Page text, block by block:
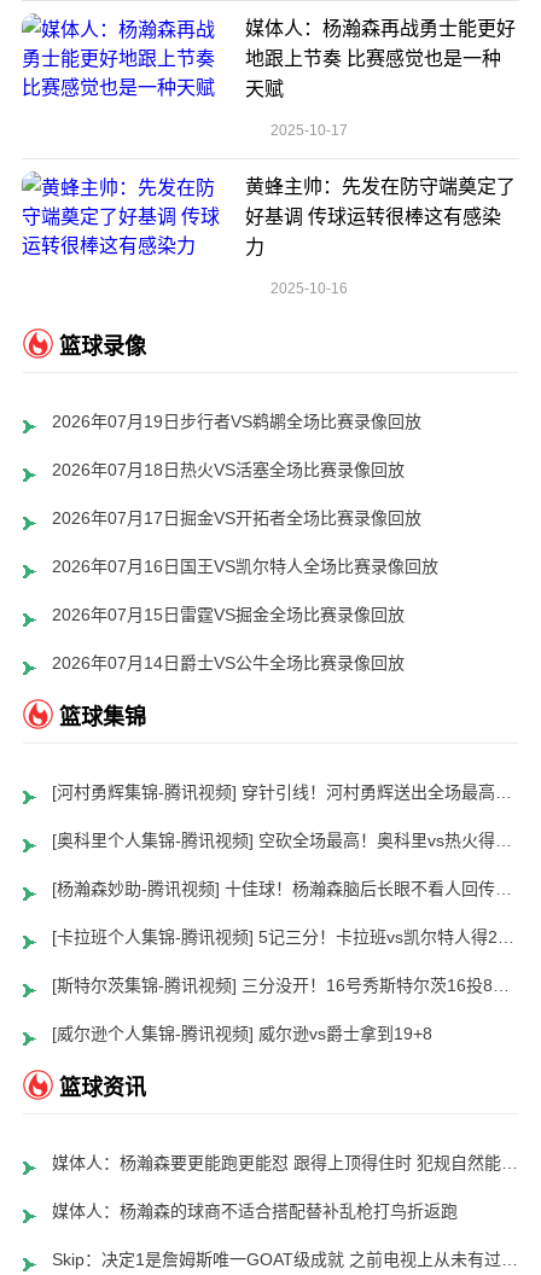
媒体人：杨瀚森再战勇士能更好
地跟上节奏 比赛感觉也是一种
天赋
2025-10-17
黄蜂主帅：先发在防守端奠定了
好基调 传球运转很棒这有感染
力
2025-10-16
篮球录像
2026年07月19日步行者VS鹈鹕全场比赛录像回放
2026年07月18日热火VS活塞全场比赛录像回放
2026年07月17日掘金VS开拓者全场比赛录像回放
2026年07月16日国王VS凯尔特人全场比赛录像回放
2026年07月15日雷霆VS掘金全场比赛录像回放
2026年07月14日爵士VS公牛全场比赛录像回放
篮球集锦
[河村勇辉集锦-腾讯视频] 穿针引线！河村勇辉送出全场最高12助攻 8中2拿到5分5板
[奥科里个人集锦-腾讯视频] 空砍全场最高！奥科里vs热火得27分4板
[杨瀚森妙助-腾讯视频] 十佳球！杨瀚森脑后长眼不看人回传助队友暴扣
[卡拉班个人集锦-腾讯视频] 5记三分！卡拉班vs凯尔特人得21+8
[斯特尔茨集锦-腾讯视频] 三分没开！16号秀斯特尔茨16投8中&三分8中2得到22分2板6助
[威尔逊个人集锦-腾讯视频] 威尔逊vs爵士拿到19+8
篮球资讯
媒体人：杨瀚森要更能跑更能怼 跟得上顶得住时 犯规自然能控制了
媒体人：杨瀚森的球商不适合搭配替补乱枪打鸟折返跑
Skip：决定1是詹姆斯唯一GOAT级成就 之前电视上从未有过这种场面